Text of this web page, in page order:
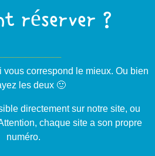
réserver ?
correspond le mieux. Ou bien
les deux 🙂
directement sur notre site, ou
chaque site a son propre
numéro.